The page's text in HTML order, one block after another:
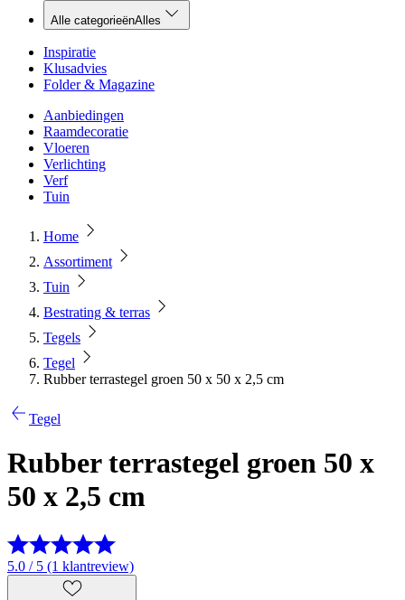
Alle categorieënAlles
Inspiratie
Klusadvies
Folder & Magazine
Aanbiedingen
Raamdecoratie
Vloeren
Verlichting
Verf
Tuin
Home
Assortiment
Tuin
Bestrating & terras
Tegels
Tegel
Rubber terrastegel groen 50 x 50 x 2,5 cm
Tegel
Rubber terrastegel groen 50 x
50 x 2,5 cm
5.0 / 5 (1 klantreview)